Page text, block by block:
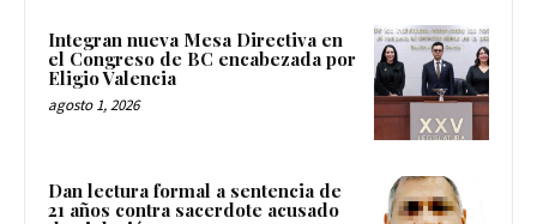
Integran nueva Mesa Directiva en
el Congreso de BC encabezada por
Eligio Valencia
agosto 1, 2026
Dan lectura formal a sentencia de
21 años contra sacerdote acusado